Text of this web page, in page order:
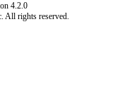
4.2.0
All rights reserved.